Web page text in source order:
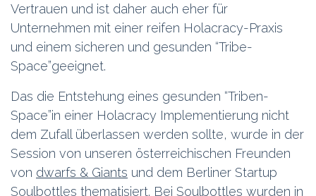
Vertrauen und ist daher auch eher für
Unternehmen mit einer reifen Holacracy-Praxis
und einem sicheren und gesunden “Tribe-
Space”geeignet.
Das die Entstehung eines gesunden “Triben-
Space”in einer Holacracy Implementierung nicht
dem Zufall überlassen werden sollte, wurde in der
Session von unseren österreichischen Freunden
von dwarfs & Giants und dem Berliner Startup
Soulbottles thematisiert. Bei Soulbottles wurden in